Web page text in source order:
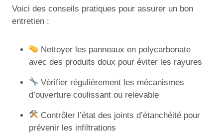
Voici des conseils pratiques pour assurer un bon
entretien :
Nettoyer les panneaux en polycarbonate
avec des produits doux pour éviter les rayures
Vérifier régulièrement les mécanismes
d’ouverture coulissant ou relevable
Contrôler l’état des joints d’étanchéité pour
prévenir les infiltrations